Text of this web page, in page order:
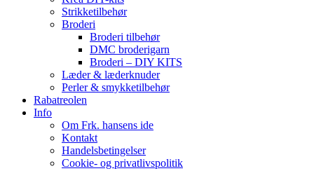
Strikketilbehør
Broderi
Broderi tilbehør
DMC broderigarn
Broderi – DIY KITS
Læder & læderknuder
Perler & smykketilbehør
Rabatreolen
Info
Om Frk. hansens ide
Kontakt
Handelsbetingelser
Cookie- og privatlivspolitik